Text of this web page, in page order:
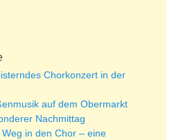
Chorkonzert in der
auf dem Obermarkt
Nachmittag
in den Chor – eine